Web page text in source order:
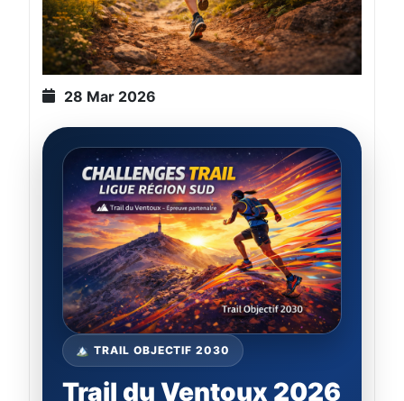
28 Mar 2026
🏔️ TRAIL OBJECTIF 2030
Trail du Ventoux 2026